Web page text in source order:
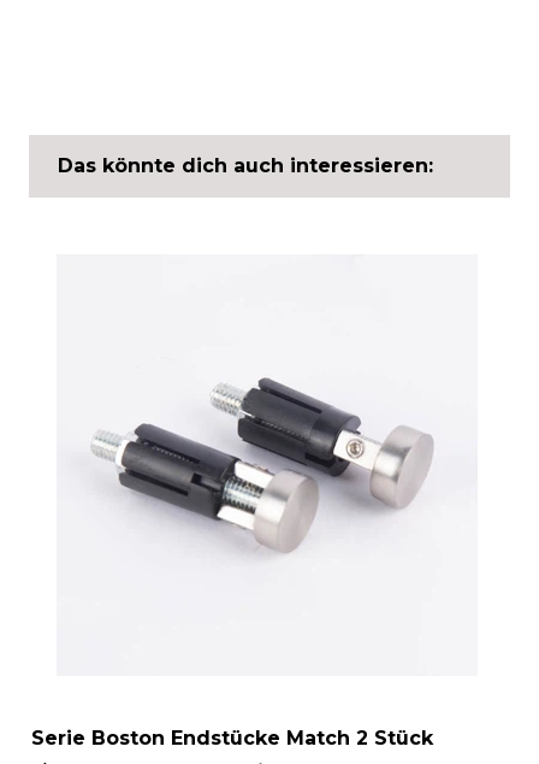
Das könnte dich auch interessieren:
Serie Boston Endstücke Match 2 Stück